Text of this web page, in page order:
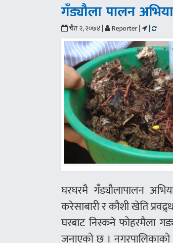
गँड्यौला पालन
चैत २, २०७४ | Reporter | |
घरघरमै गँड्यौलापालन
करेसाबारी र कौशी खेति
घरबाट निस्कने फोहरमैला
जनाएको छ ।